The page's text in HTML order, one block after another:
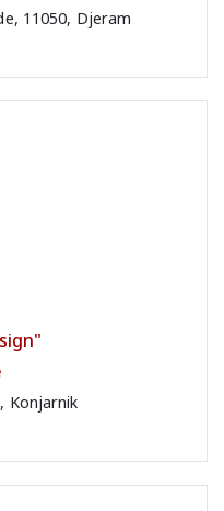
11050, Djeram
Konjarnik